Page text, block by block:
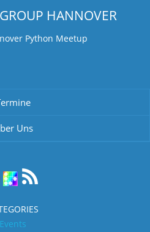
HANNOVER
Python Meetup
Uns
Events